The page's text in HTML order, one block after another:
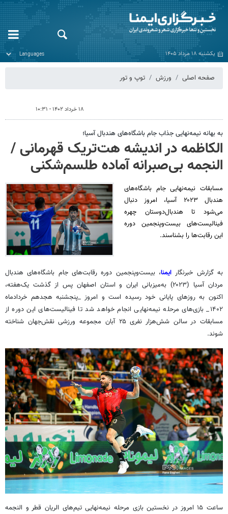
یکشنبه ۱۸ مرداد ۱۴۰۵
صفحه اصلی ورزش توپ و تور
۱۸ خرداد ۱۴۰۲ - ۱۰:۳۱
به بهانه نیمه‌نهایی جذاب جام باشگاه‌های هندبال آسیا؛
الکاظمه در اندیشه هت‌تریک قهرمانی /
النجمه بی‌صبرانه آماده طلسم‌شکنی
مسابقات نیمه‌نهایی جام باشگاه‌های
هندبال ۲۰۲۳ آسیا، امروز دنبال
می‌شود تا هندبال‌دوستان چهره
فینالیست‌های بیست‌وپنجمین دوره
این رقابت‌ها را بشناسند.
به گزارش خبرنگارایمنا، بیست‌وپنجمین دوره رقابت‌های جام باشگاه‌های هندبال
مردان آسیا (۲۰۲۳) به‌میزبانی ایران و استان اصفهان پس از گذشت یک‌هفته،
اکنون به روزهای پایانی خود رسیده است و امروز _پنجشنبه هجدهم خردادماه
۱۴۰۲_ بازی‌های مرحله نیمه‌نهایی انجام خواهد شد تا فینالیست‌های این دوره از
مسابقات در سالن شش‌هزار نفری ۲۵ آبان مجموعه ورزشی نقش‌جهان شناخته
شوند.
ساعت ۱۵ امروز در نخستین بازی مرحله نیمه‌نهایی تیم‌های الریان قطر و النجمه